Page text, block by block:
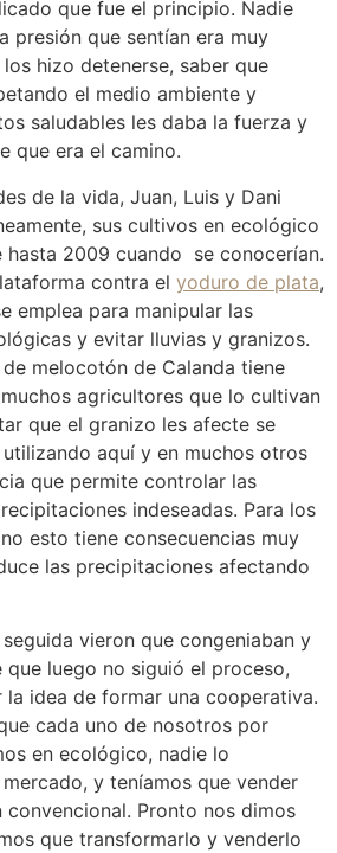
que fue el principio. Nadie
presión que sentían era muy
hizo detenerse, saber que
el medio ambiente y
saludables les daba la fuerza y
que era el camino.
de la vida, Juan, Luis y Dani
sus cultivos en ecológico
hasta 2009 cuando se conocerían.
contra el yoduro de plata,
emplea para manipular las
y evitar lluvias y granizos.
de melocotón de Calanda tiene
agricultores que lo cultivan
que el granizo les afecte se
aquí y en muchos otros
que permite controlar las
indeseadas. Para los
esto tiene consecuencias muy
las precipitaciones afectando
vieron que congeniaban y
luego no siguió el proceso,
la idea de formar una cooperativa.
cada uno de nosotros por
en ecológico, nadie lo
y teníamos que vender
Pronto nos dimos
que transformarlo y venderlo